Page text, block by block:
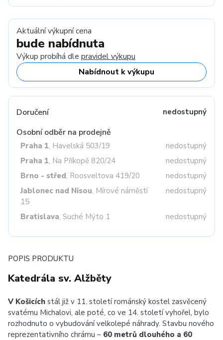
Aktuální výkupní cena
bude nabídnuta
Výkup probíhá dle pravidel výkupu
Nabídnout k výkupu
Doručení nedostupný
Osobní odběr na prodejně
Praha 1, Havelská 503/19
nedostupný
Praha 1, Na Příkopě 820/24
nedostupný
Brno - střed, Roosveltova 419/20
nedostupný
Jablonec nad Nisou, Mírové náměstí
15
nedostupný
Bratislava, Suché Mýto 1 nedostupný
POPIS PRODUKTU
Katedrála sv. Alžběty
V Košicích stál již v 11. století románský kostel zasvěcený
svatému Michalovi, ale poté, co ve 14. století vyhořel, bylo
rozhodnuto o vybudování velkolepé náhrady. Stavbu nového
reprezentativního chrámu – 60 metrů dlouhého a 60